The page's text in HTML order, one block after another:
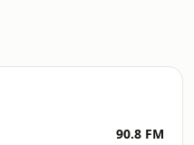
90.8 FM